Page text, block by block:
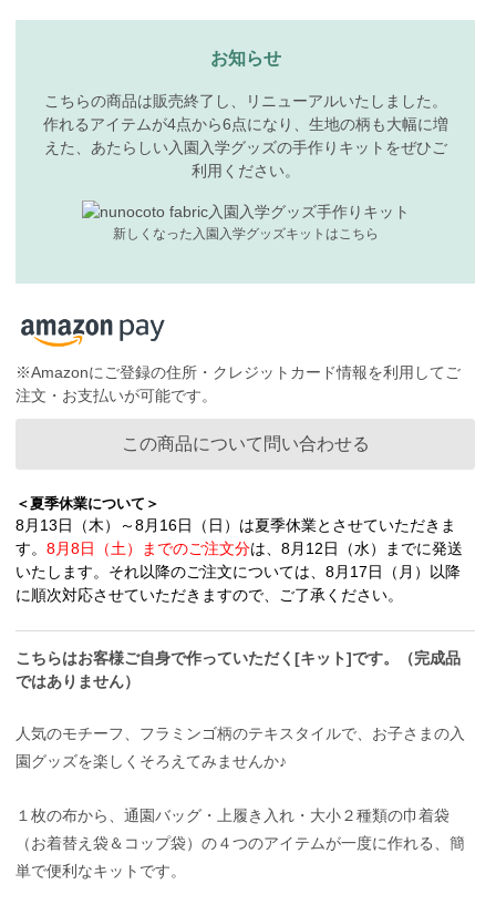
お知らせ
こちらの商品は販売終了し、リニューアルいたしました。
作れるアイテムが4点から6点になり、生地の柄も大幅に増
えた、あたらしい入園入学グッズの手作りキットをぜひご
利用ください。
新しくなった入園入学グッズキットはこちら
※Amazonにご登録の住所・クレジットカード情報を利用してご
注文・お支払いが可能です。
この商品について問い合わせる
＜夏季休業について＞
8月13日（木）～8月16日（日）は夏季休業とさせていただきま
す。8月8日（土）までのご注文分は、8月12日（水）までに発送
いたします。それ以降のご注文については、8月17日（月）以降
に順次対応させていただきますので、ご了承ください。
こちらはお客様ご自身で作っていただく[キット]です。（完成品
ではありません）
人気のモチーフ、フラミンゴ柄のテキスタイルで、お子さまの入
園グッズを楽しくそろえてみませんか♪
１枚の布から、通園バッグ・上履き入れ・大小２種類の巾着袋
（お着替え袋＆コップ袋）の４つのアイテムが一度に作れる、簡
単で便利なキットです。